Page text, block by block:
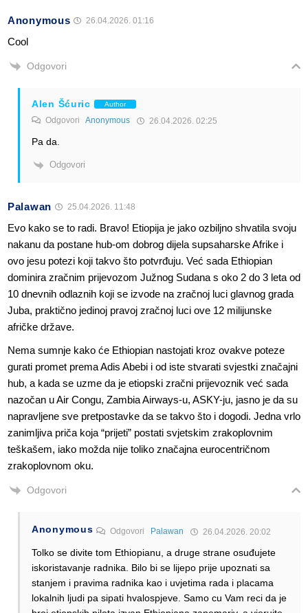
Anonymous 26.04.2026. 01:16
Cool
Odgovori
Alen Šćuric Author
Odgovori Anonymous 26.04.2026. 02:25
Pa da.
Odgovori
Palawan 25.04.2026. 11:48
Evo kako se to radi. Bravo! Etiopija je jako ozbiljno shvatila svoju
nakanu da postane hub-om dobrog dijela supsaharske Afrike i
ovo jesu potezi koji takvo što potvrđuju. Već sada Ethiopian
dominira zračnim prijevozom Južnog Sudana s oko 2 do 3 leta od
10 dnevnih odlaznih koji se izvode na zračnoj luci glavnog grada
Juba, praktično jedinoj pravoj zračnoj luci ove 12 milijunske
afričke države.
Nema sumnje kako će Ethiopian nastojati kroz ovakve poteze
gurati promet prema Adis Abebi i od iste stvarati svjestki značajni
hub, a kada se uzme da je etiopski zračni prijevoznik već sada
nazočan u Air Congu, Zambia Airways-u, ASKY-ju, jasno je da su
napravljene sve pretpostavke da se takvo što i dogodi. Jedna vrlo
zanimljiva priča koja “prijeti” postati svjetskim zrakoplovnim
teškašem, iako možda nije toliko značajna eurocentričnom
zrakoplovnom oku.
Odgovori
Anonymous Odgovori Palawan 26.04.2026. 20:02
Tolko se divite tom Ethiopianu, a druge strane osuđujete
iskoristavanje radnika. Bilo bi se lijepo prije upoznati sa
stanjem i pravima radnika kao i uvjetima rada i placama
lokalnih ljudi pa sipati hvalospjeve. Samo cu Vam reci da je